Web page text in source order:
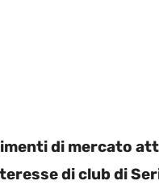
di mercato
di club di